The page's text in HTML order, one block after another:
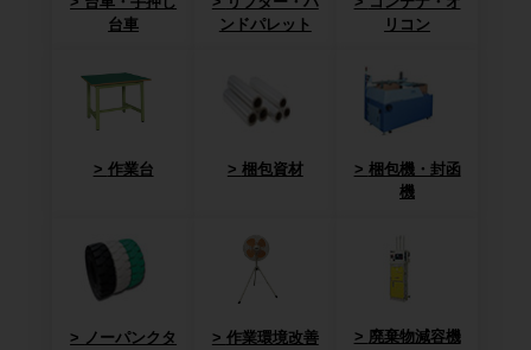
台車
ンドパレット
リコン
作業台 梱包資材
梱包機・封函
機
ノーパンクタ
作業環境改善 廃棄物減容機